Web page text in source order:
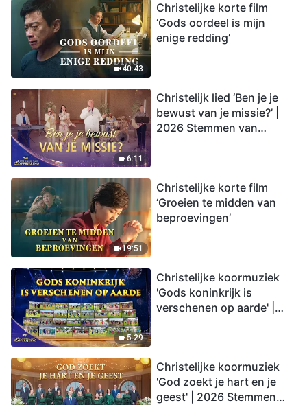
40:43
Christelijke korte film
‘Gods oordeel is mijn
enige redding’
6:11
Christelijk lied ‘Ben je je
bewust van je missie?’ |
2026 Stemmen van
19:51
Christelijke korte film
‘Groeien te midden van
beproevingen’
5:29
Christelijke koormuziek
'Gods koninkrijk is
verschenen op aarde' |
Christelijke koormuziek
'God zoekt je hart en je
geest' | 2026 Stemmen